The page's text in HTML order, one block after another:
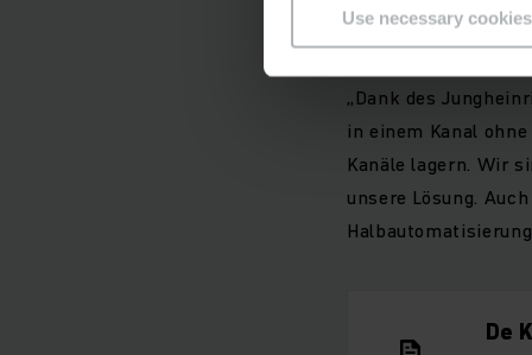
Use necessary
Flexibel
„Dank des
in einem Kanal
Kanäle lagern. Wir
unsere Lösung.
De